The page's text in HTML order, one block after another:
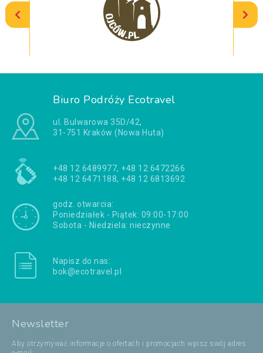
Biuro Podróży Ecotravel
ul. Bulwarowa 35D/42,
31-751 Kraków (Nowa Huta)
+48 12 6489977, +48 12 6472266
+48 12 6471188, +48 12 6813692
godz. otwarcia:
Poniedziałek - Piątek: 09:00-17:00
Sobota - Niedziela: nieczynne
Napisz do nas:
bok@ecotravel.pl
Newsletter
Aby otrzymywać informacje o ofertach i promocjach wpisz swój adres